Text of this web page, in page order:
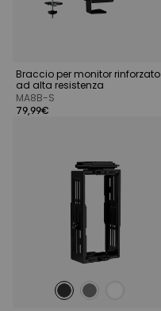
Braccio per monitor rinforzato
ad alta resistenza
MA8B-S
79,99€